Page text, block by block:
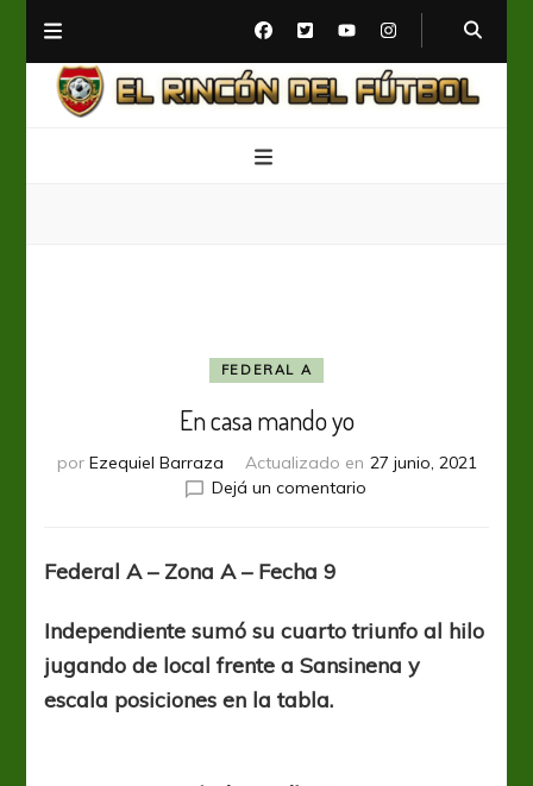
FEDERAL A
En casa mando yo
por Ezequiel Barraza Actualizado en 27 junio, 2021
Dejá un comentarioen
Federal A – Zona A – Fecha 9
Independiente sumó su cuarto triunfo al hilo
jugando de local frente a Sansinena y
escala posiciones en la tabla.